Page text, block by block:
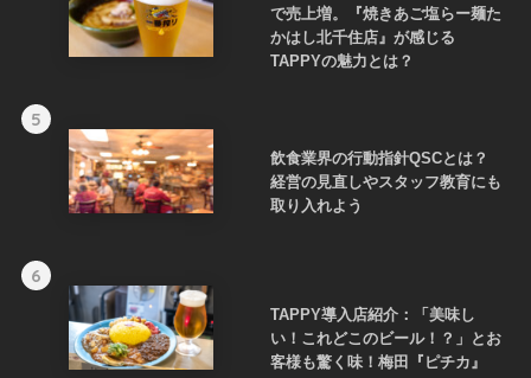
で売上増。『焼きあご塩らー麺た
かはし北千住店』が感じる
TAPPYの魅力とは？
5
飲食業界の行動指針QSCとは？
経営の見直しやスタッフ教育にも
取り入れよう
6
TAPPY導入店紹介：「美味し
い！これどこのビール！？」とお
客様も驚く味！梅田『ピチカ』